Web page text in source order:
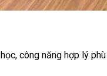
công năng hợp lý